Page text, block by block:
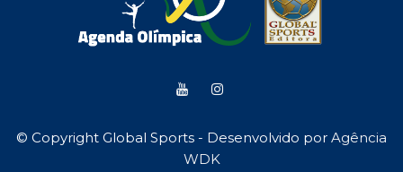
© Copyright Global Sports - Desenvolvido por Agência
WDK